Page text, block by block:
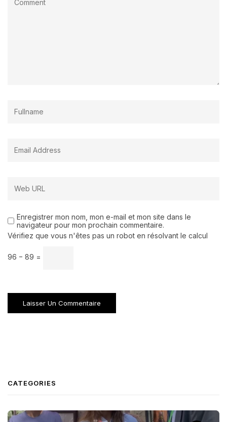
Enregistrer mon nom, mon e-mail et mon site dans le
navigateur pour mon prochain commentaire.
Vérifiez que vous n'êtes pas un robot en résolvant le calcul
96 − 89 =
CATEGORIES